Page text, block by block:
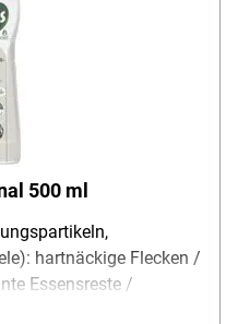
500 ml
hartnäckige Flecken /
Essensreste /